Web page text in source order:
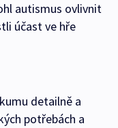
autismus ovlivnit
účast ve hře
detailně a
potřebách a